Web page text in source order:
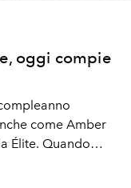
oggi compie
come Amber
Élite. Quando